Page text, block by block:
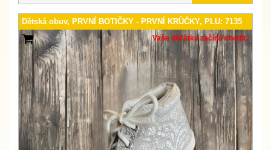
Dětská obuv, PRVNÍ BOTIČKY - PRVNÍ KRŮČKY, PLU: 7135
Vaše děťátko začíná chodit..